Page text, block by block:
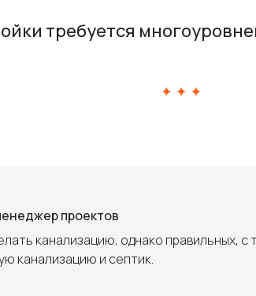
требуется
проектов
канализацию, однако правильных,
канализацию и септик.